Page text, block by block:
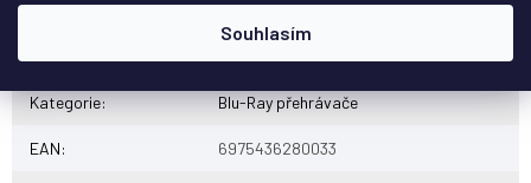
Souhlasím
Kategorie: Blu-Ray přehrávače
EAN: 6975436280033